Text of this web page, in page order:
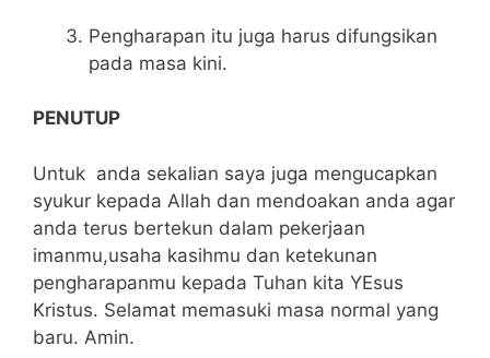
Pengharapan itu juga harus difungsikan
pada masa kini.
PENUTUP
Untuk anda sekalian saya juga mengucapkan
syukur kepada Allah dan mendoakan anda agar
anda terus bertekun dalam pekerjaan
imanmu,usaha kasihmu dan ketekunan
pengharapanmu kepada Tuhan kita YEsus
Kristus. Selamat memasuki masa normal yang
baru. Amin.